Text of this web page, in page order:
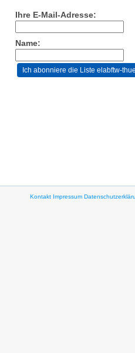
Ihre E-Mail-Adresse:
Name:
Kontakt Impressum